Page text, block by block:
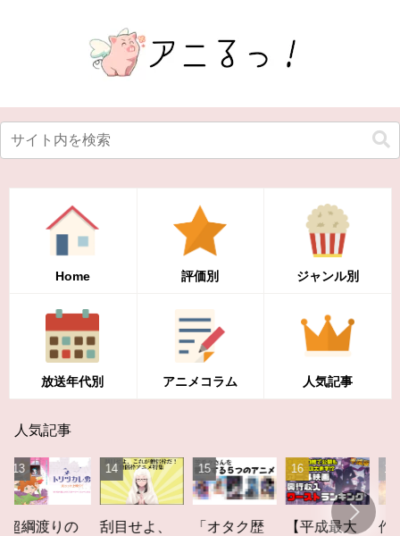
Home 評価別 ジャンル別
放送年代別 アニメコラム 人気記事
人気記事
りの
刮目せよ、
「オタク歴
【平成最大
作家性